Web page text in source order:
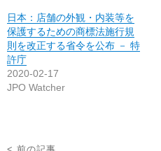
日本：店舗の外観・内装等を
保護するための商標法施行規
則を改正する省令を公布 － 特
許庁
2020-02-17
JPO Watcher
投